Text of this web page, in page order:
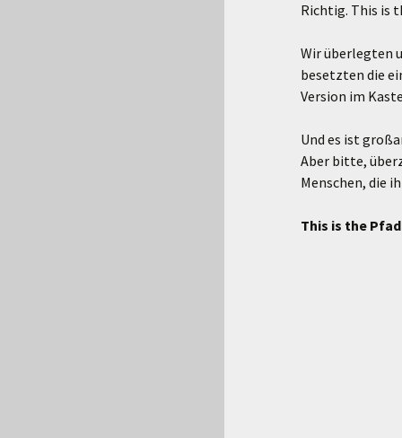
Richtig. This is
Wir überlegten
besetzten die
Version im
Und es ist
Aber bitte,
Menschen, die
This is the